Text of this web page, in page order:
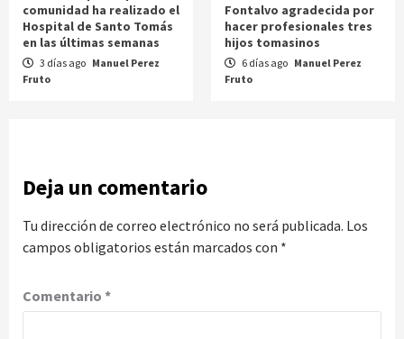
comunidad ha realizado el
Hospital de Santo Tomás
en las últimas semanas
3 días ago Manuel Perez
Fruto
Fontalvo agradecida por
hacer profesionales tres
hijos tomasinos
6 días ago Manuel Perez
Fruto
Deja un comentario
Tu dirección de correo electrónico no será publicada. Los
campos obligatorios están marcados con *
Comentario *